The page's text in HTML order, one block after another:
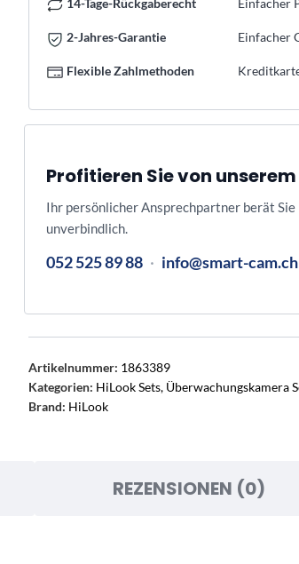
14-Tage-Rückgaberecht Einfacher
2-Jahres-Garantie Einfacher
Flexible Zahlmethoden
Profitieren Sie von
Ihr persönlicher Ansprechpartner berät Sie
unverbindlich.
052 525 89 88 · info@smart-cam.ch
Artikelnummer: 1863389
Kategorien: HiLook Sets, Überwachungskamera
Brand: HiLook
REZENSIONEN (0)